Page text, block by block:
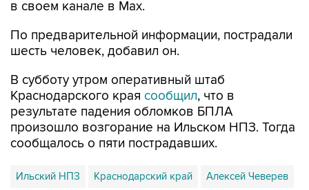
в своем канале в Max.
По предварительной информации, пострадали
шесть человек, добавил он.
В субботу утром оперативный штаб
Краснодарского края сообщил, что в
результате падения обломков БПЛА
произошло возгорание на Ильском НПЗ. Тогда
сообщалось о пяти пострадавших.
Ильский НПЗ Краснодарский край Алексей Чеверев